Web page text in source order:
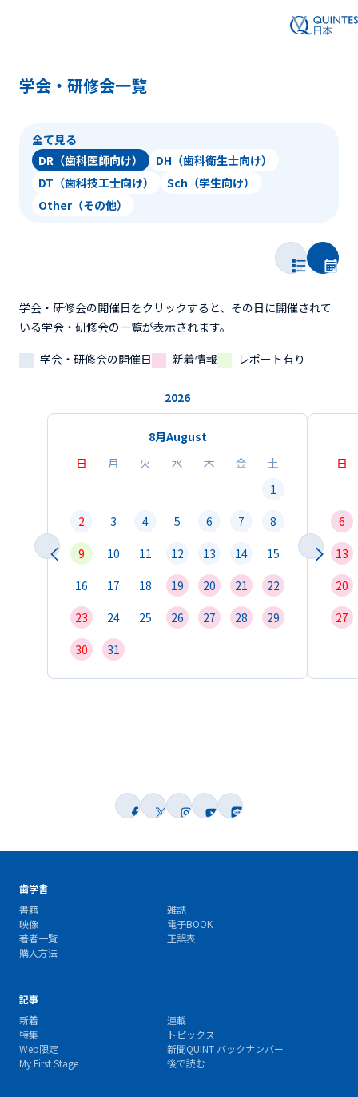
学会・研修会一覧
全て見る
DR（歯科医師向け）
DH（歯科衛生士向け）
DT（歯科技工士向け）
Sch（学生向け）
Other（その他）
学会・研修会の開催日をクリックすると、その日に開催されて
いる学会・研修会の一覧が表示されます。
学会・研修会の開催日
新着情報 レポート有り
2026
8月August
日
月 火 水 木 金
土
1
2
3 4 5 6 7
8
9
10 11 12 13 14
15
16
17 18 19 20 21
22
23
24 25 26 27 28
29
30
31
日
6
13
20
27
歯学書
書籍
雑誌
映像
電子BOOK
著者一覧
正誤表
購入方法
記事
新着
連載
特集
トピックス
Web限定
新聞QUINT バックナンバー
My First Stage
後で読む